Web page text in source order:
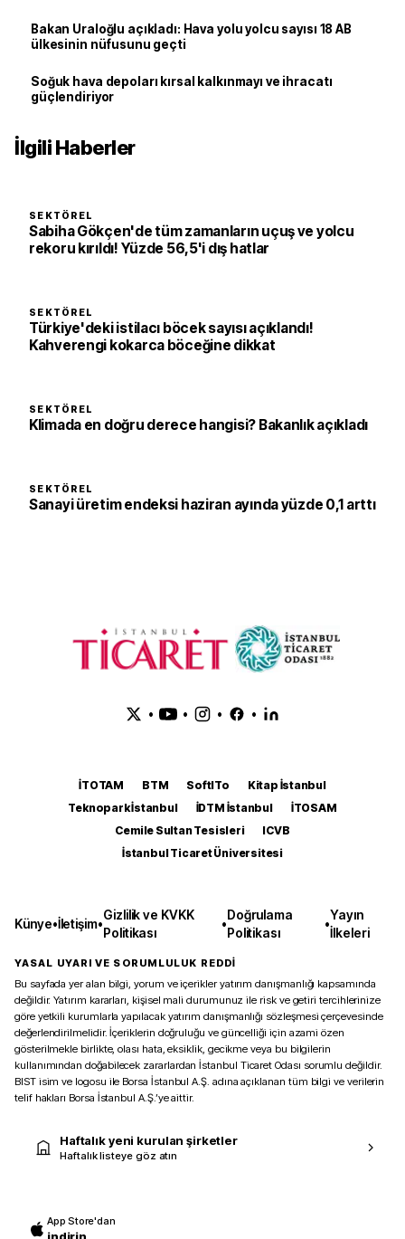
Bakan Uraloğlu açıkladı: Hava yolu yolcu sayısı 18 AB
ülkesinin nüfusunu geçti
Soğuk hava depoları kırsal kalkınmayı ve ihracatı
güçlendiriyor
İlgili Haberler
SEKTÖREL
Sabiha Gökçen'de tüm zamanların uçuş ve yolcu
rekoru kırıldı! Yüzde 56,5'i dış hatlar
SEKTÖREL
Türkiye'deki istilacı böcek sayısı açıklandı!
Kahverengi kokarca böceğine dikkat
SEKTÖREL
Klimada en doğru derece hangisi? Bakanlık açıkladı
SEKTÖREL
Sanayi üretim endeksi haziran ayında yüzde 0,1 arttı
• • • •
İTOTAM BTM SoftITo
Kitap İstanbul
Teknopark İstanbul
İDTM İstanbul
İTOSAM
Cemile Sultan Tesisleri
ICVB
İstanbul Ticaret Üniversitesi
Künye•İletişim•
Gizlilik ve KVKK
Politikası
•
Doğrulama
Politikası
•
Yayın
İlkeleri
YASAL UYARI VE SORUMLULUK REDDİ
Bu sayfada yer alan bilgi, yorum ve içerikler yatırım danışmanlığı kapsamında
değildir. Yatırım kararları, kişisel mali durumunuz ile risk ve getiri tercihlerinize
göre yetkili kurumlarla yapılacak yatırım danışmanlığı sözleşmesi çerçevesinde
değerlendirilmelidir. İçeriklerin doğruluğu ve güncelliği için azami özen
gösterilmekle birlikte, olası hata, eksiklik, gecikme veya bu bilgilerin
kullanımından doğabilecek zararlardan İstanbul Ticaret Odası sorumlu değildir.
BIST isim ve logosu ile Borsa İstanbul A.Ş. adına açıklanan tüm bilgi ve verilerin
telif hakları Borsa İstanbul A.Ş.’ye aittir.
Haftalık yeni kurulan şirketler
Haftalık listeye göz atın
App Store'dan
indirin